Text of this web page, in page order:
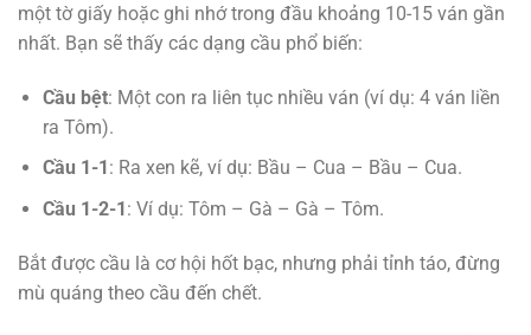
một tờ giấy hoặc ghi nhớ trong đầu khoảng 10-15 ván gần
nhất. Bạn sẽ thấy các dạng cầu phổ biến:
Cầu bệt: Một con ra liên tục nhiều ván (ví dụ: 4 ván liền
ra Tôm).
Cầu 1-1 : Ra xen kẽ, ví dụ: Bầu – Cua – Bầu – Cua.
Cầu 1-2-1: Ví dụ: Tôm – Gà – Gà – Tôm.
Bắt được cầu là cơ hội hốt bạc, nhưng phải tỉnh táo, đừng
mù quáng theo cầu đến chết.